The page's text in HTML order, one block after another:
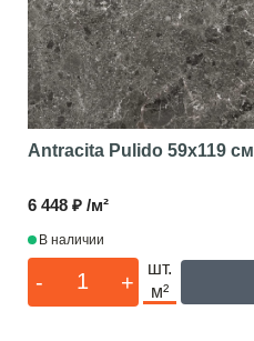
Antracita Pulido 59x119 см
6 448 ₽ /м²
В наличии
- +
шт.
м²